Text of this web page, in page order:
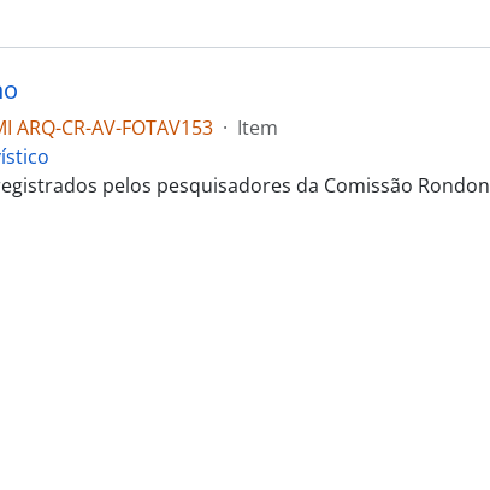
ARQ-CR-AV-FOTAV153 · Item
pelos pesquisadores da Comissão Rondon